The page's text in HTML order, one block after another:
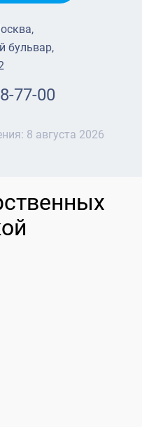
бульвар,
77-00
8 августа 2026